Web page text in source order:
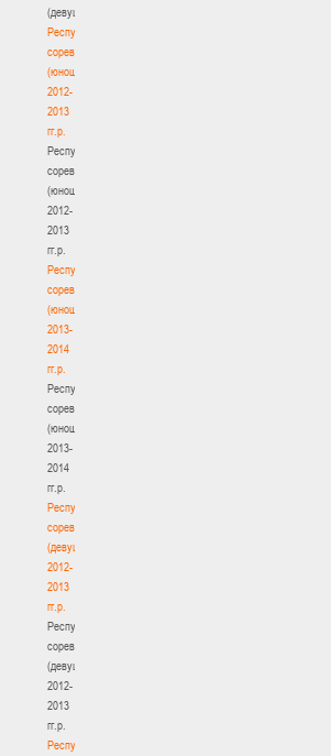
(девушки)
Республиканские
соревнования
(юноши)
2012-
2013
гг.р.
Республиканские
соревнования
(юноши)
2012-
2013
гг.р.
Республиканские
соревнования
(юноши)
2013-
2014
гг.р.
Республиканские
соревнования
(юноши)
2013-
2014
гг.р.
Республиканские
соревнования
(девушки)
2012-
2013
гг.р.
Республиканские
соревнования
(девушки)
2012-
2013
гг.р.
Республиканские